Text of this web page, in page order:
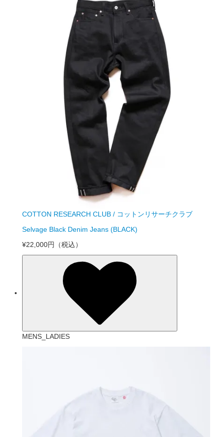
COTTON RESEARCH CLUB / コットンリサーチクラブ
Selvage Black Denim Jeans (BLACK)
¥22,000円
（税込）
MENS_LADIES